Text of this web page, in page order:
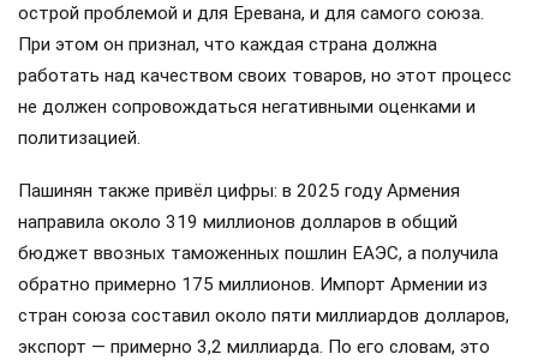
острой проблемой и для Еревана, и для самого союза.
При этом он признал, что каждая страна должна
работать над качеством своих товаров, но этот процесс
не должен сопровождаться негативными оценками и
политизацией.
Пашинян также привёл цифры: в 2025 году Армения
направила около 319 миллионов долларов в общий
бюджет ввозных таможенных пошлин ЕАЭС, а получила
обратно примерно 175 миллионов. Импорт Армении из
стран союза составил около пяти миллиардов долларов,
экспорт — примерно 3,2 миллиарда. По его словам, это